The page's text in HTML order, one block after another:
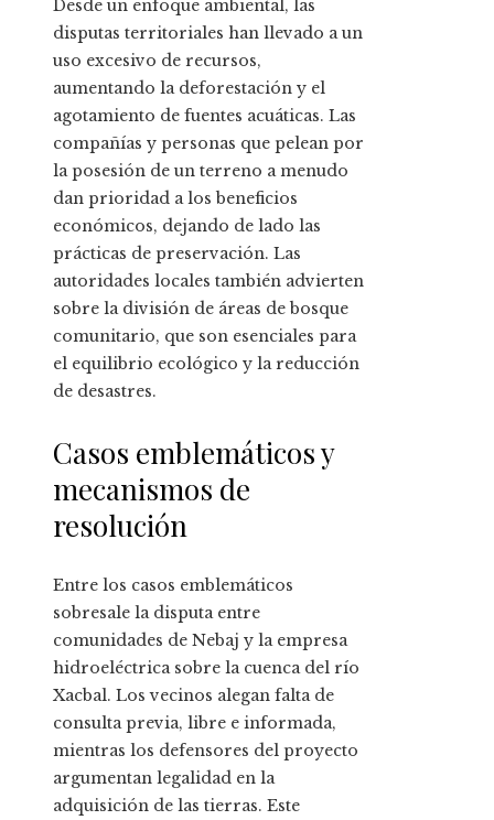
Desde un enfoque ambiental, las
disputas territoriales han llevado a un
uso excesivo de recursos,
aumentando la deforestación y el
agotamiento de fuentes acuáticas. Las
compañías y personas que pelean por
la posesión de un terreno a menudo
dan prioridad a los beneficios
económicos, dejando de lado las
prácticas de preservación. Las
autoridades locales también advierten
sobre la división de áreas de bosque
comunitario, que son esenciales para
el equilibrio ecológico y la reducción
de desastres.
Casos emblemáticos y
mecanismos de
resolución
Entre los casos emblemáticos
sobresale la disputa entre
comunidades de Nebaj y la empresa
hidroeléctrica sobre la cuenca del río
Xacbal. Los vecinos alegan falta de
consulta previa, libre e informada,
mientras los defensores del proyecto
argumentan legalidad en la
adquisición de las tierras. Este